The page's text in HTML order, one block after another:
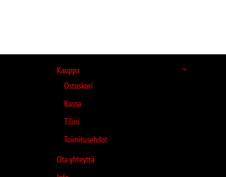
Kauppa
Ostoskori
Kassa
Tilini
Toimitusehdot
Ota yhteyttä